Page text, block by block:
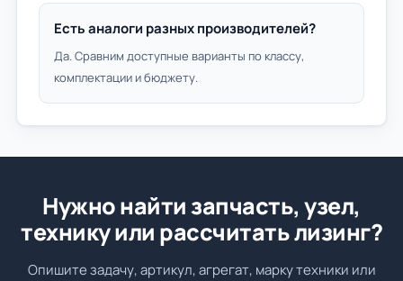
Есть аналоги разных производителей?
Да. Сравним доступные варианты по классу,
комплектации и бюджету.
Нужно найти запчасть, узел,
технику или рассчитать лизинг?
Опишите задачу, артикул, агрегат, марку техники или